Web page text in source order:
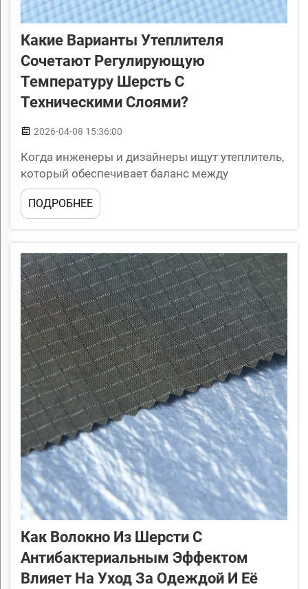
Какие Варианты Утеплителя
Сочетают Регулирующую
Температуру Шерсть С
Техническими Слоями?
2026-04-08 15:36:00
Когда инженеры и дизайнеры ищут утеплитель,
который обеспечивает баланс между
естественным комфортом и техническими
характеристиками, ткани из смеси шерсти и
синтетических волокон неизменно занимают
материалов объединяет в себе естественные
терморегулирующие свойства шерсти с...
ПОДРОБНЕЕ
Как Волокно Из Шерсти С
Антибактериальным Эффектом
Влияет На Уход За Одеждой И Её